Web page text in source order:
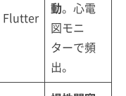
Flutter
動。心電
図モニ
ターで頻
出。